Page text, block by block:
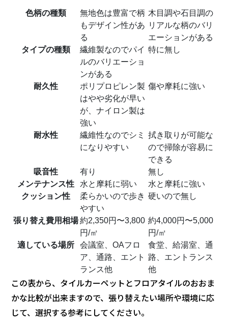
色柄の種類
無地色は豊富で柄
もデザイン性があ
る
木目調や石目調の
リアルな柄のバリ
エーションがある
タイプの種類
繊維製なのでパイ
ルのバリエーショ
ンがある
特に無し
耐久性
ポリプロピレン製
はやや劣化が早い
が、ナイロン製は
強い
傷や摩耗に強い
耐水性
繊維性なのでシミ
になりやすい
拭き取りが可能な
ので掃除が容易に
できる
吸音性
有り
無し
メンテナンス性
水と摩耗に弱い
水と摩耗に強い
クッション性
柔らかいので歩き
やすい
硬いので無し
張り替え費用相場 約2,350円〜3,800
円/㎡
約4,000円〜5,000
円/㎡
適している場所
会議室、OAフロ
ア、通路、エント
ランス他
食堂、給湯室、通
路、エントランス
他
この表から、タイルカーペットとフロアタイルのおおま
かな比較が出来ますので、張り替えたい場所や環境に応
じて、選択する参考にしてください。